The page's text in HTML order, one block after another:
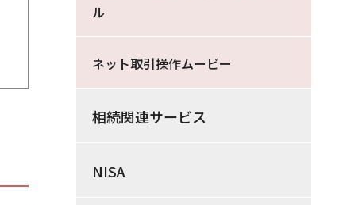
ル
ネット取引操作ムービー
相続関連サービス
NISA